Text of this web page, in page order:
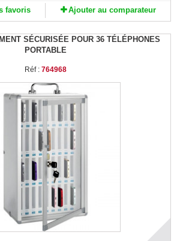
favoris Ajouter au comparateur
SÉCURISÉE POUR 36 TÉLÉPHONES
PORTABLE
Réf : 764968